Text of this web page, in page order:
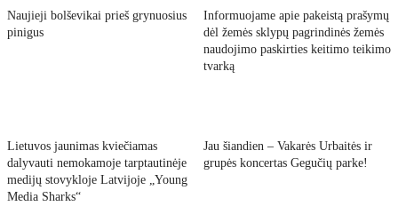
Naujieji bolševikai prieš grynuosius
pinigus
Informuojame apie pakeistą prašymų
dėl žemės sklypų pagrindinės žemės
naudojimo paskirties keitimo teikimo
tvarką
Lietuvos jaunimas kviečiamas
dalyvauti nemokamoje tarptautinėje
medijų stovykloje Latvijoje „Young
Media Sharks“
Jau šiandien – Vakarės Urbaitės ir
grupės koncertas Gegučių parke!